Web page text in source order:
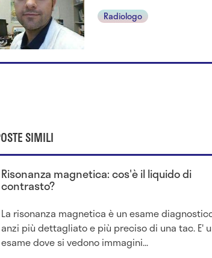
Radiologo
SIMILI
Risonanza magnetica: cos'è il liquido di
contrasto?
La risonanza magnetica è un esame
anzi più dettagliato e più preciso di una tac. E'
esame dove si vedono immagini...